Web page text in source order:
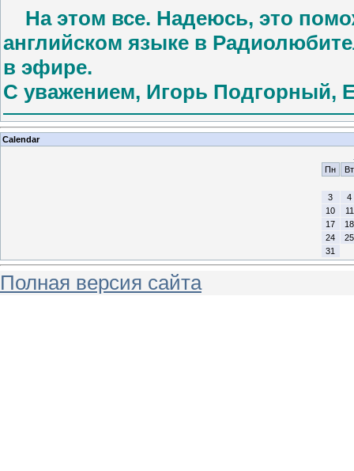
На этом все. Надеюсь, это
английском языке в
в эфире.
С уважением, Игорь Подгорный,
Calendar
Пн
Вт
3
4
10
11
17
18
24
25
31
Полная версия сайта